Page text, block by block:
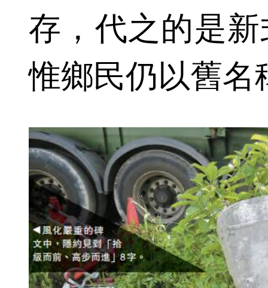
存，代之的是
惟鄉民仍以舊名